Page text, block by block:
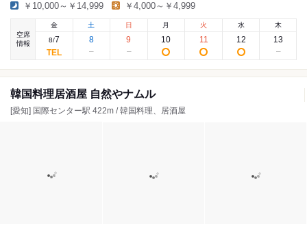
￥10,000～￥14,999 ￥4,000～￥4,999
空席
情報
金
8/7
土
8
日
9
月
10
火
11
水
12
木
13
韓国料理居酒屋 自然やナムル
[愛知] 国際センター駅 422m / 韓国料理、居酒屋